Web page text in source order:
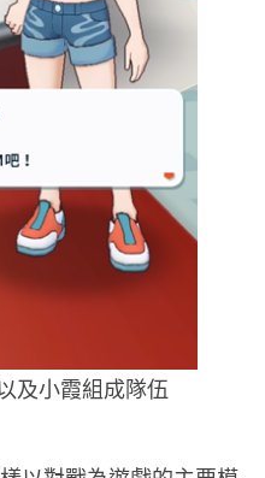
及小霞組成隊伍